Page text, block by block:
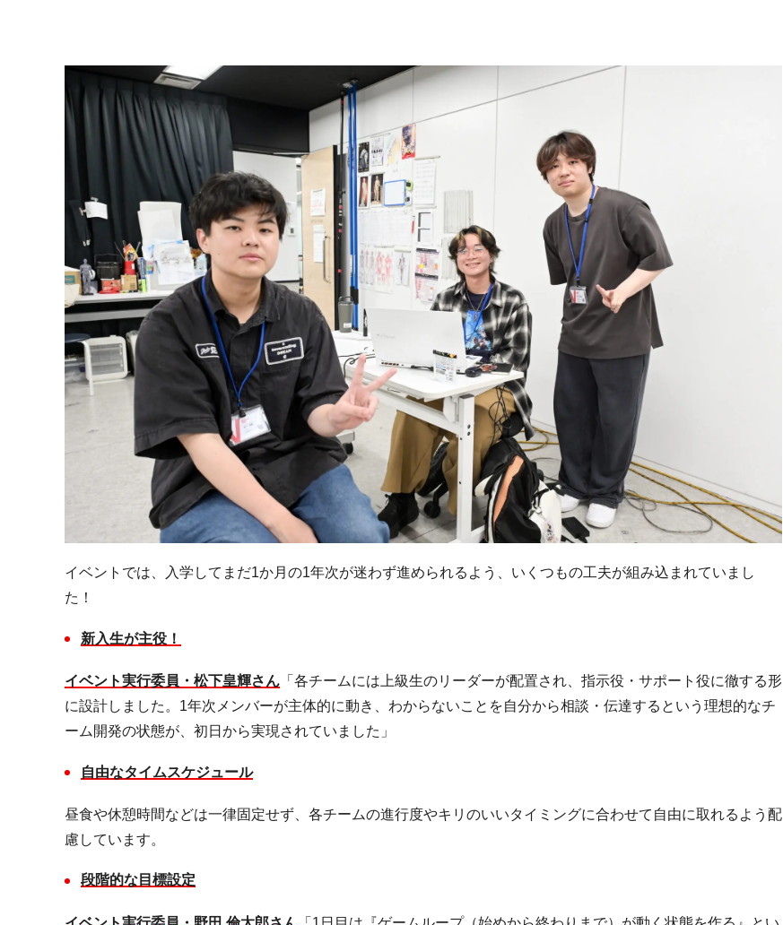
イベントでは、入学してまだ1か月の1年次が迷わず進められるよう、いくつもの工夫が組み込まれていまし
た！
新入生が主役！
イベント実行委員・松下皇輝さん 「各チームには上級生のリーダーが配置され、指示役・サポート役に徹する形
に設計しました。 1年次メンバーが主体的に動き、わからないことを自分から相談・伝達するという理想的なチ
ーム開発の状態が、初日から実現されていました」
自由なタイムスケジュール
昼食や休憩時間などは一律固定せず、各チームの進行度やキリのいいタイミングに合わせて自由に取れるよう配
慮しています。
段階的な目標設定